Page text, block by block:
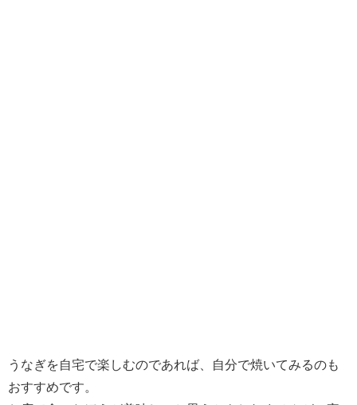
うなぎを自宅で楽しむのであれば、自分で焼いてみるのも
おすすめです。